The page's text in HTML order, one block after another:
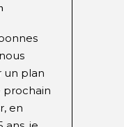
un plan
prochain
en